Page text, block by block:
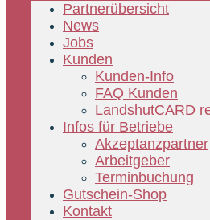
Partnerübersicht
News
Jobs
Kunden
Kunden-Info
FAQ Kunden
LandshutCARD
Infos für Betriebe
Akzeptanzpartner
Arbeitgeber
Terminbuchung
Gutschein-Shop
Kontakt